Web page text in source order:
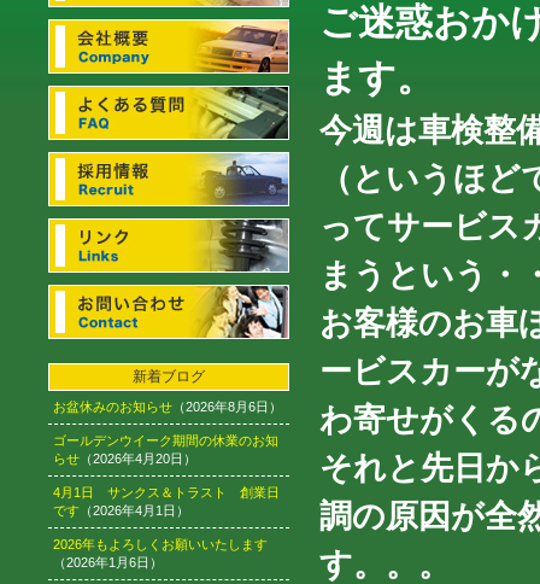
新着ブログ
お盆休みのお知らせ （2026年8月6日）
ゴールデンウイーク期間の休業のお知
らせ （2026年4月20日）
4月1日 サンクス＆トラスト 創業日
です （2026年4月1日）
2026年もよろしくお願いいたします
（2026年1月6日）
ご迷惑おか
ます。
今週は車検整
（というほ
ってサービス
まうという・
お客様のお車
ービスカーが
わ寄せがくる
それと先日か
調の原因が全
す。。。